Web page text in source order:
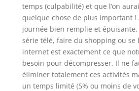
temps (culpabilité) et que l’on
quelque chose de plus important !
journée bien remplie et
série télé, faire du shopping ou se
internet est exactement ce que
besoin pour décompresser. Il ne
éliminer totalement ces activités
un temps limité (5% ou moins de